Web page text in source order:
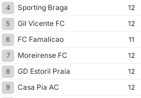
4
Sporting Braga 12
5
Gil Vicente FC 12
6
FC Famalicao 11
7
Moreirense FC 12
8
GD Estoril Praia 12
9
Casa Pia AC 12